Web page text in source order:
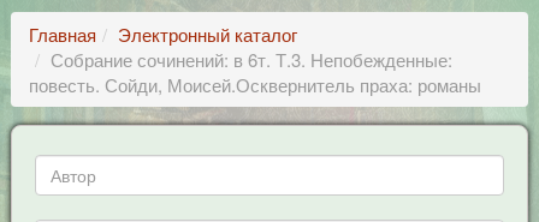
Главная
Электронный каталог
Собрание сочинений: в 6т. Т.3. Непобежденные:
повесть. Сойди, Моисей.Осквернитель праха: романы